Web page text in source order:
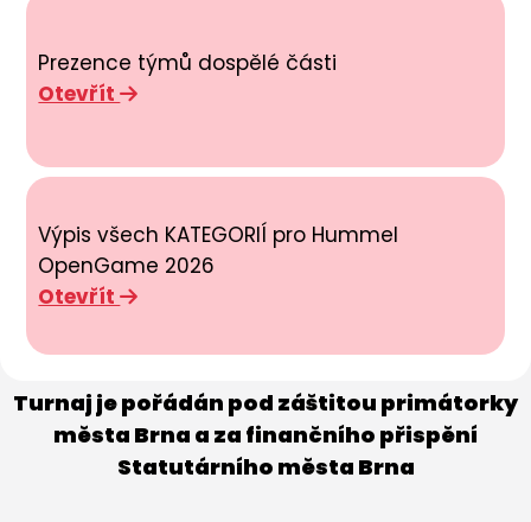
Prezence týmů dospělé části
Otevřít
Výpis všech KATEGORIÍ pro Hummel
OpenGame 2026
Otevřít
Turnaj je pořádán pod záštitou primátorky
města Brna a za finančního přispění
Statutárního města Brna